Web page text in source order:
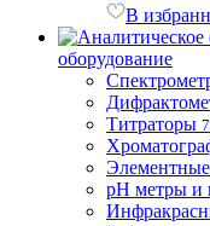
В
оборудование
Титраторы
pH метры и